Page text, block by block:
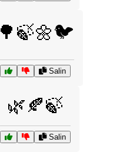
🌳🍃🌼🐦
Salin
🌿🍂🍃
Salin